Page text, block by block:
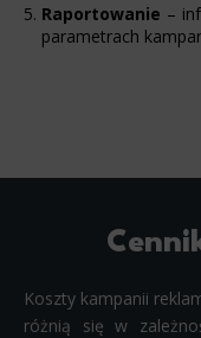
Raportowanie –
parametrach
Koszty kampanii
różnią się w